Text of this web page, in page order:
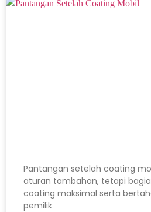
Pantangan setelah coating
aturan tambahan, tetapi
coating maksimal serta
pemilik